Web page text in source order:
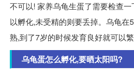
不可以! 家养乌龟生蛋了需要检查
以孵化,未受精的则要丢掉。乌龟在
熟,到了7岁的时候发育良好就可以繁
乌龟蛋怎么孵化,要晒太阳吗?